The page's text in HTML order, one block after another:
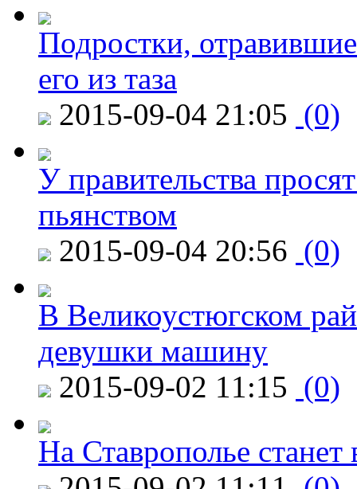
Подростки,
его из таза
2015-09-04 21:05 (0)
У правительства
пьянством
2015-09-04 20:56 (0)
В Великоустюгском
девушки машину
2015-09-02 11:15 (0)
На Ставрополье